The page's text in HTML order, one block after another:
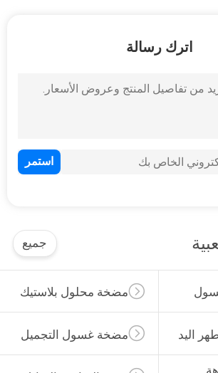
اترك رسالة
جميع
مضخة محلول بلاستيك
مضخة غسول التجميل اليد